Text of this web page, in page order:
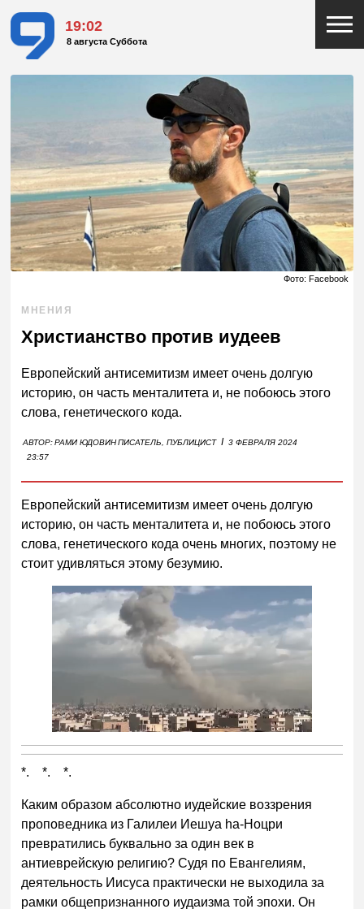
19:02
8 августа Суббота
Фото: Facebook
МНЕНИЯ
Христианство против иудеев
Европейский антисемитизм имеет очень долгую
историю, он часть менталитета и, не побоюсь этого
слова, генетического кода.
АВТОР:РАМИ ЮДОВИНПИСАТЕЛЬ, ПУБЛИЦИСТ I 3 ФЕВРАЛЯ 2024
23:57
Европейский антисемитизм имеет очень долгую
историю, он часть менталитета и, не побоюсь этого
слова, генетического кода очень многих, поэтому не
стоит удивляться этому безумию.
*. *. *.
Каким образом абсолютно иудейские воззрения
проповедника из Галилеи Иешуа hа-Ноцри
превратились буквально за один век в
антиеврейскую религию? Судя по Евангелиям,
деятельность Иисуса практически не выходила за
рамки общепризнанного иудаизма той эпохи. Он